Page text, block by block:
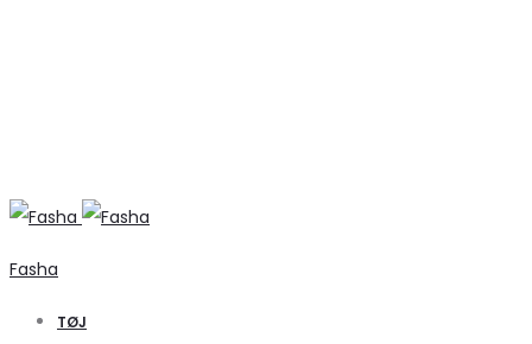
Fasha
TØJ